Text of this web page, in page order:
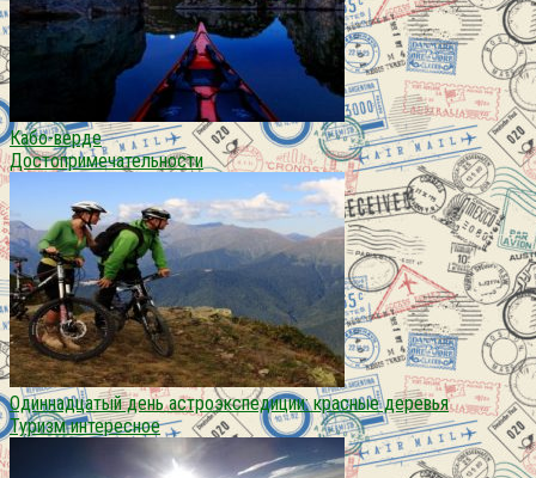
Кабо-верде
Достопримечательности
Одиннадцатый день астроэкспедиции: красные деревья
Туризм интересное